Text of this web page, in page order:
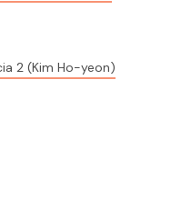
2 (Kim Ho-yeon)